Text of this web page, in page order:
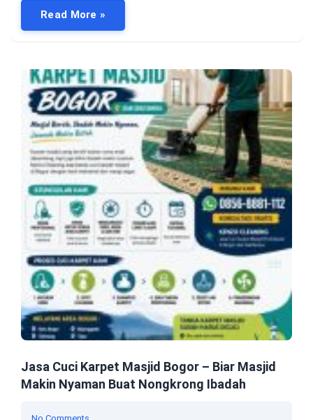
Read More »
Jasa Cuci Karpet Masjid Bogor – Biar Masjid
Makin Nyaman Buat Nongkrong Ibadah